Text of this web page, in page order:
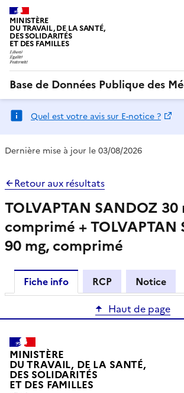
MINISTÈRE
DU TRAVAIL, DE LA SANTÉ,
DES SOLIDARITÉS
ET DES FAMILLES
Base de Données Publique des
Quel est votre avis sur E-notice ?
Dernière mise à jour le 03/08/2026
Retour aux résultats
TOLVAPTAN SANDOZ 30
comprimé + TOLVAPTAN
90 mg, comprimé
Fiche info RCP
Notice
Haut de page
MINISTÈRE
DU TRAVAIL, DE LA SANTÉ,
DES SOLIDARITÉS
ET DES FAMILLES